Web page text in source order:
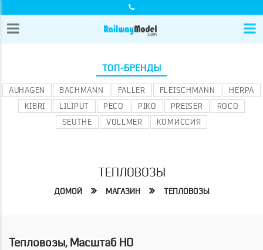
ТОП-БРЕНДЫ
AUHAGEN BACHMANN FALLER FLEISCHMANN
HERPA
KIBRI
LILIPUT PECO PIKO PREISER
ROCO
SEUTHE
VOLLMER КОМИССИЯ
ТЕПЛОВОЗЫ
ДОМОЙ МАГАЗИН ТЕПЛОВОЗЫ
Тепловозы, Масштаб HO